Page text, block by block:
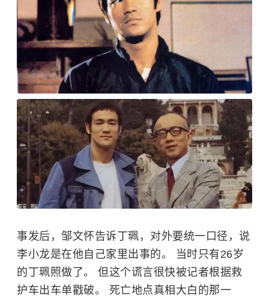
事发后，邹文怀告诉丁珮，对外要统一口径，说
李小龙是在他自己家里出事的。 当时只有26岁
的丁珮照做了。 但这个谎言很快被记者根据救
护车出车单戳破。 死亡地点真相大白的那一